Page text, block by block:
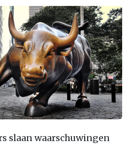
slaan waarschuwingen